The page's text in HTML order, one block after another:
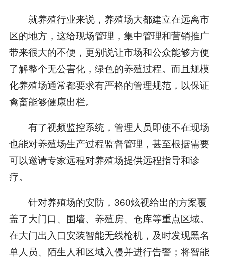
就养殖行业来说，养殖场大都建立在远离市
区的地方，这给现场管理，集中管理和营销推广
带来很大的不便，更别说让市场和公众能够方便
了解整个无公害化，绿色的养殖过程。而且规模
化养殖场通常都要求有严格的管理规范，以保证
禽畜能够健康出栏。
有了视频监控系统，管理人员即使不在现场
也能对养殖场生产过程监督管理，甚至根据需要
可以邀请专家远程对养殖场提供远程指导和诊
疗。
针对养殖场的安防，360炫视给出的方案覆
盖了大门口、围墙、养殖房、仓库等重点区域。
在大门出入口安装智能无线枪机，及时发现黑名
单人员、陌生人和区域入侵并进行告警；将智能